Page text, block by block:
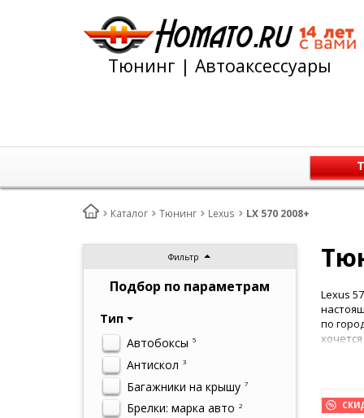
Тюнинг | Автоаксессуары
Каталог Тюнинг Lexus LX 570 2008+
Фильтр
Подбор по параметрам
Тип
Автобоксы 5
Антискол 3
Багажники на крышу 7
Брелки: марка авто 2
Lexus
по